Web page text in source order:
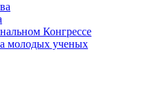
Конгрессе
молодых ученых